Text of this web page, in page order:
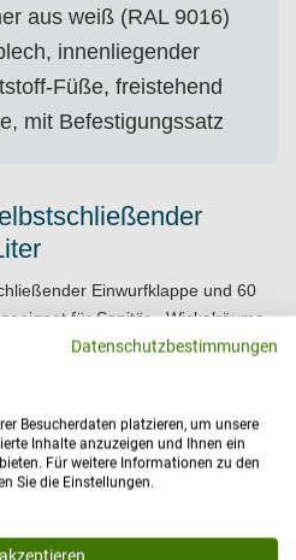
aus weiß (RAL 9016)
innenliegender
Füße, freistehend
mit Befestigungssatz
Einwurfklappe und 60
für Sanitär-, Wickelräume
oder Reinigung einfach
Klemmbügel sorgt für
Mülleimer, dessen Einsatz zu
Abfallbehälter – aufgrund der
und dem sauber anliegendem
als auch für die Wandmontage
Datenschutzbestimmungen
Besucherdaten platzieren, um unsere
Inhalte anzuzeigen und Ihnen ein
Für weitere Informationen zu den
Sie die Einstellungen.